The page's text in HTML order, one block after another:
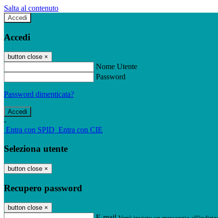
Salta al contenuto
Accedi
Accedi
button close ×
Nome Utente
Password
Password dimenticata?
-
Entra con SPID Entra con CIE
Seleziona utente
button close ×
Recupero password
button close ×